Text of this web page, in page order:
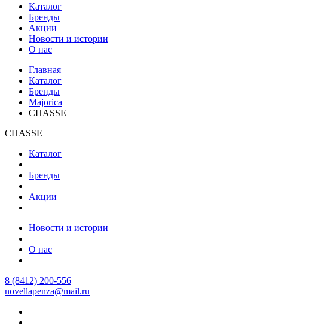
Каталог
Бренды
Акции
Новости и истории
О нас
Главная
Каталог
Бренды
Majorica
CHASSE
CHASSE
Каталог
Бренды
Акции
Новости и истории
О нас
8 (8412) 200-556
novellapenza@mail.ru